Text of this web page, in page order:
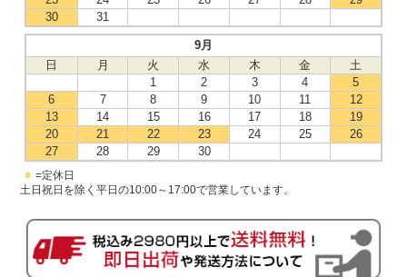
30
31
9月
日
月 火 水 木 金
土
1
2 3 4
5
6
7 8 9 10 11
12
13
14 15 16 17 18
19
20
21 22 23 24 25
26
27
28 29 30
■ =定休日
土日祝日を除く平日の10:00～17:00で営業しています。